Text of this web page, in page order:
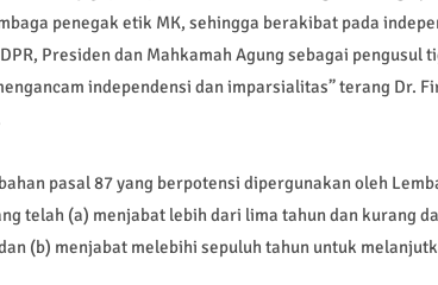
penegak etik MK, sehingga berakibat pada
Presiden dan Mahkamah Agung sebagai pengusul
independensi dan imparsialitas” terang Dr.
pasal 87 yang berpotensi dipergunakan oleh
telah (a) menjabat lebih dari lima tahun dan kurang
(b) menjabat melebihi sepuluh tahun untuk